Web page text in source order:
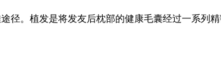
径。植发是将发友后枕部的健康毛囊经过一系列